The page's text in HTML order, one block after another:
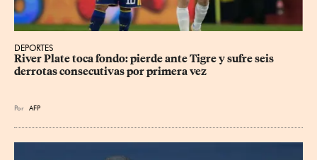
DEPORTES
River Plate toca fondo: pierde ante Tigre y sufre seis
derrotas consecutivas por primera vez
Por AFP